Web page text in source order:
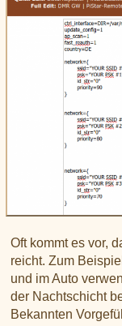
Oft kommt es vor,
reicht. Zum
und im Auto
der Nachtschicht
Bekannten